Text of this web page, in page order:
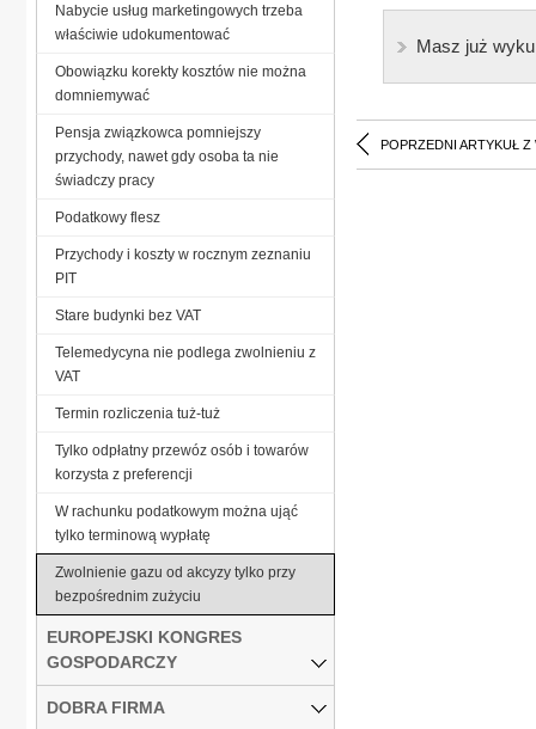
Masz już
POPRZEDNI ARTYKUŁ Z
Nabycie usług marketingowych trzeba
właściwie udokumentować
Obowiązku korekty kosztów nie można
domniemywać
Pensja związkowca pomniejszy
przychody, nawet gdy osoba ta nie
świadczy pracy
Podatkowy flesz
Przychody i koszty w rocznym zeznaniu
PIT
Stare budynki bez VAT
Telemedycyna nie podlega zwolnieniu z
VAT
Termin rozliczenia tuż-tuż
Tylko odpłatny przewóz osób i towarów
korzysta z preferencji
W rachunku podatkowym można ująć
tylko terminową wypłatę
Zwolnienie gazu od akcyzy tylko przy
bezpośrednim zużyciu
EUROPEJSKI KONGRES
GOSPODARCZY
DOBRA FIRMA